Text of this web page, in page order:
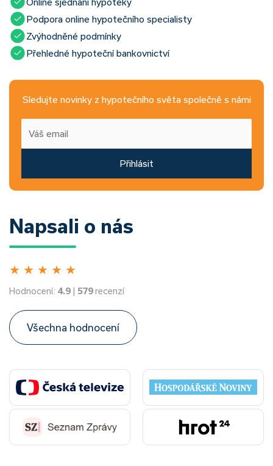
Podpora online hypotečního specialisty
Zvýhodněné podmínky
Přehledné hypoteční bankovnictví
Sledujte novinky z hypotečního světa společně s námi
Přihlásit
Napsali o nás
★ ★ ★ ★ ★
Hodnocení: 4.9 | 579recenzí
Všechna hodnocení